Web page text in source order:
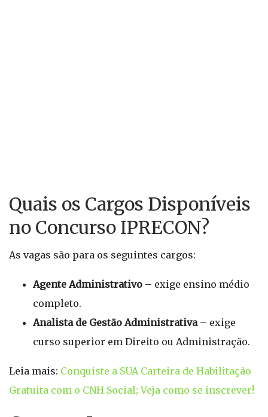
Quais os Cargos Disponíveis
no Concurso IPRECON?
As vagas são para os seguintes cargos:
Agente Administrativo – exige ensino médio
completo.
Analista de Gestão Administrativa– exige
curso superior em Direito ou Administração.
Leia mais: Conquiste a SUA Carteira de Habilitação
Gratuita com o CNH Social; Veja como se inscrever!